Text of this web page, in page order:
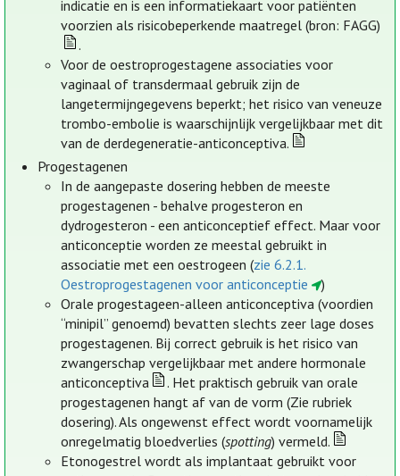
indicatie en is een informatiekaart voor patiënten
voorzien als risicobeperkende maatregel (bron: FAGG)
.
Voor de oestroprogestagene associaties voor
vaginaal of transdermaal gebruik zijn de
langetermijngegevens beperkt; het risico van veneuze
trombo-embolie is waarschijnlijk vergelijkbaar met dit
van de derdegeneratie-anticonceptiva.
Progestagenen
In de aangepaste dosering hebben de meeste
progestagenen - behalve progesteron en
dydrogesteron - een anticonceptief effect. Maar voor
anticonceptie worden ze meestal gebruikt in
associatie met een oestrogeen (zie 6.2.1.
Oestroprogestagenen voor anticonceptie
)
Orale progestageen-alleen anticonceptiva (voordien
“minipil” genoemd) bevatten slechts zeer lage doses
progestagenen. Bij correct gebruik is het risico van
zwangerschap vergelijkbaar met andere hormonale
anticonceptiva
. Het praktisch gebruik van orale
progestagenen hangt af van de vorm (Zie rubriek
dosering). Als ongewenst effect wordt voornamelijk
onregelmatig bloedverlies (spotting) vermeld.
Etonogestrel wordt als implantaat gebruikt voor